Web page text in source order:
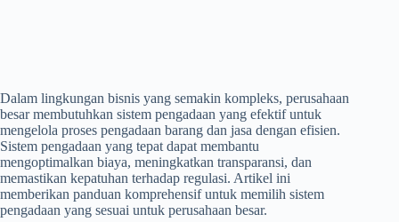
Dalam lingkungan bisnis yang semakin kompleks, perusahaan
besar membutuhkan sistem pengadaan yang efektif untuk
mengelola proses pengadaan barang dan jasa dengan efisien.
Sistem pengadaan yang tepat dapat membantu
mengoptimalkan biaya, meningkatkan transparansi, dan
memastikan kepatuhan terhadap regulasi. Artikel ini
memberikan panduan komprehensif untuk memilih sistem
pengadaan yang sesuai untuk perusahaan besar.